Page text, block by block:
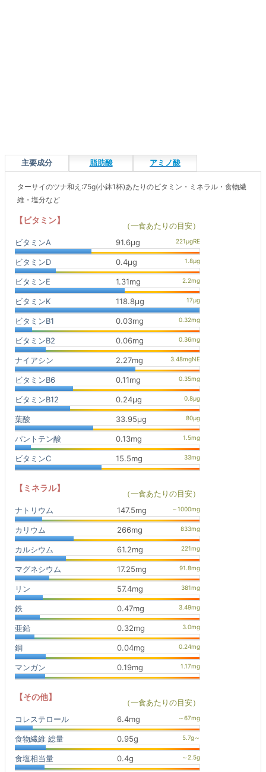
主要成分 脂肪酸 アミノ酸
ターサイのツナ和え:75g(小鉢1杯)あたりのビタミン・ミネラル・食物繊
維・塩分など
【ビタミン】
（一食あたりの目安）
ビタミンA
91.6μg
ビタミンD 0.4μg
ビタミンE 1.31mg
ビタミンK 118.8μg
ビタミンB1 0.03mg
ビタミンB2 0.06mg
ナイアシン 2.27mg
ビタミンB6 0.11mg
ビタミンB12 0.24μg
葉酸 33.95μg
パントテン酸 0.13mg
ビタミンC 15.5mg
【ミネラル】
（一食あたりの目安）
ナトリウム
147.5mg
カリウム 266mg
カルシウム 61.2mg
マグネシウム 17.25mg
リン 57.4mg
鉄 0.47mg
亜鉛 0.32mg
銅 0.04mg
マンガン 0.19mg
【その他】
（一食あたりの目安）
コレステロール
6.4mg
食物繊維 総量 0.95g
食塩相当量 0.4g